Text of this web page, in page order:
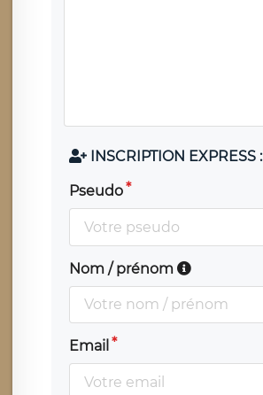
INSCRIPTION EXPRESS :
Pseudo
Nom / prénom
Email